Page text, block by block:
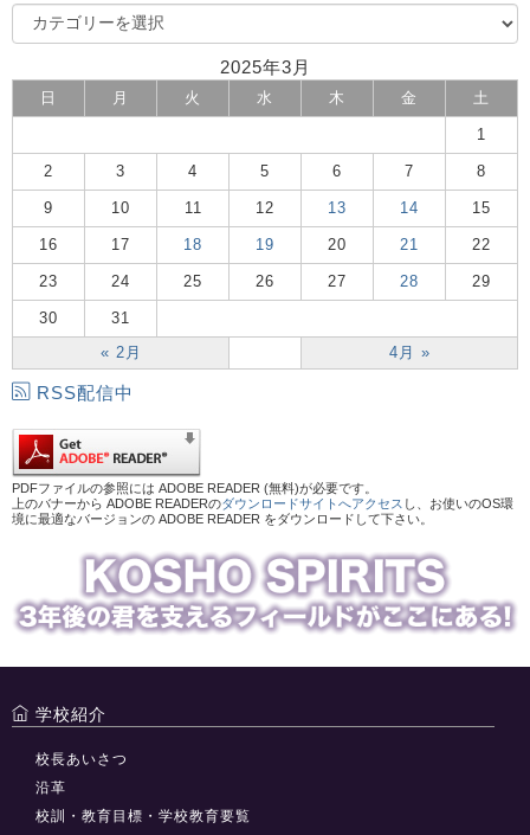
2025年3月
日 月 火 水 木 金 土
« 2月 4月 »
1
2 3 4 5 6 7 8
9 10 11 12 13 14 15
16 17 18 19 20 21 22
23 24 25 26 27 28 29
30 31
RSS配信中
PDFファイルの参照には ADOBE READER (無料)が必要です。
上のバナーから ADOBE READERのダウンロードサイトへアクセス し、お使いのOS環
境に最適なバージョンの ADOBE READER をダウンロードして下さい。
学校紹介
校長あいさつ
沿革
校訓・教育目標・学校教育要覧